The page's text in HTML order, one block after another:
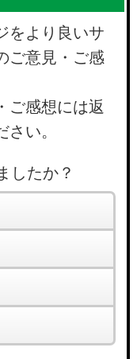
をより良いサ
ご意見・ご感
ご感想には返
い。
したか？